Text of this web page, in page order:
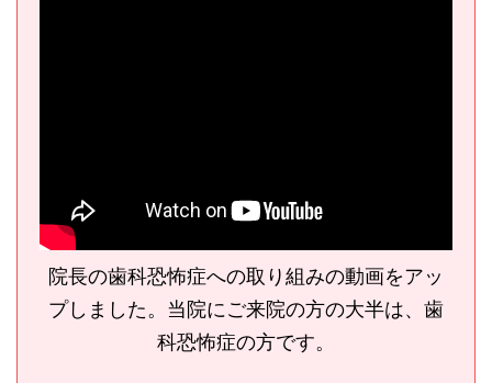
院長の歯科恐怖症への取り組みの動画をアッ
プしました。当院にご来院の方の大半は、歯
科恐怖症の方です。